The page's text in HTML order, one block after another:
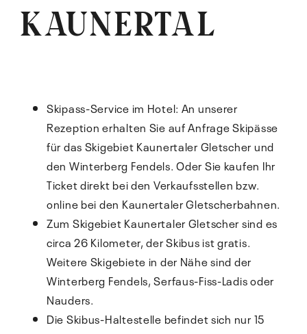
KAUNERTAL
Skipass-Service im Hotel: An unserer
Rezeption erhalten Sie auf Anfrage Skipässe
für das Skigebiet Kaunertaler Gletscher und
den Winterberg Fendels. Oder Sie kaufen Ihr
Ticket direkt bei den Verkaufsstellen bzw.
online bei den Kaunertaler Gletscherbahnen.
Zum Skigebiet Kaunertaler Gletscher sind es
circa 26 Kilometer, der Skibus ist gratis.
Weitere Skigebiete in der Nähe sind der
Winterberg Fendels, Serfaus-Fiss-Ladis oder
Nauders.
Die Skibus-Haltestelle befindet sich nur 15